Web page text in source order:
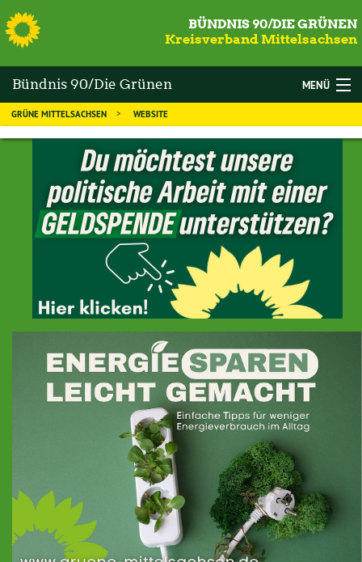
S
BÜNDNIS 90/DIE GRÜNEN
Kreisverband Mittelsachsen
Bündnis 90/Die Grünen
Mittelsachsen
MENÜ
WAHLEN
MANDATSTRÄGER
THEMEN
NEWS
MITGLIED WERDEN
GRÜNE MITTELSACHSEN WEBSITE